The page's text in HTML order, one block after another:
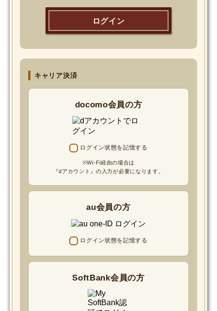
ログイン
キャリア決済
docomo会員の方
ログイン状態を記憶する
※Wi-Fi経由の場合は
『dアカウント』の入力が必要になります。
au会員の方
ログイン状態を記憶する
SoftBank会員の方
Monostagram
DOWNLOAD
SHIHO’s Q&A